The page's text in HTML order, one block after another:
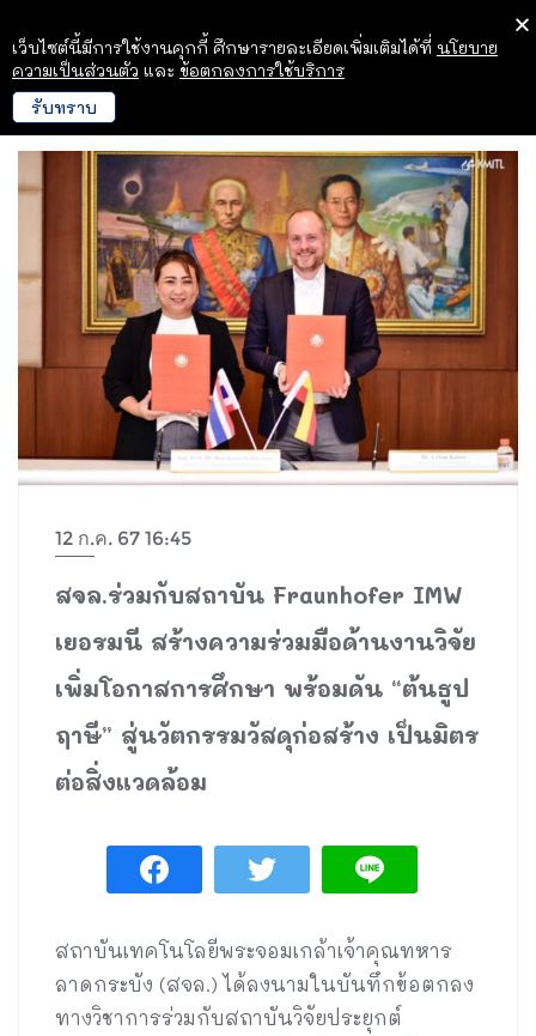
12 ก.ค. 67 16:45
สจล.ร่วมกับสถาบัน Fraunhofer IMW
เยอรมนี สร้างความร่วมมือด้านงานวิจัย
เพิ่มโอกาสการศึกษา พร้อมดัน “ต้นธูป
ฤาษี” สู่นวัตกรรมวัสดุก่อสร้าง เป็นมิตร
ต่อสิ่งแวดล้อม
สถาบันเทคโนโลยีพระจอมเกล้าเจ้าคุณทหาร
ลาดกระบัง (สจล.) ได้ลงนามในบันทึกข้อตกลง
ทางวิชาการร่วมกับสถาบันวิจัยประยุกต์
เว็บไซต์นี้มีการใช้งานคุกกี้ ศึกษารายละเอียดเพิ่มเติมได้ที่ นโยบาย
ความเป็นส่วนตัว และ ข้อตกลงการใช้บริการ
รับทราบ